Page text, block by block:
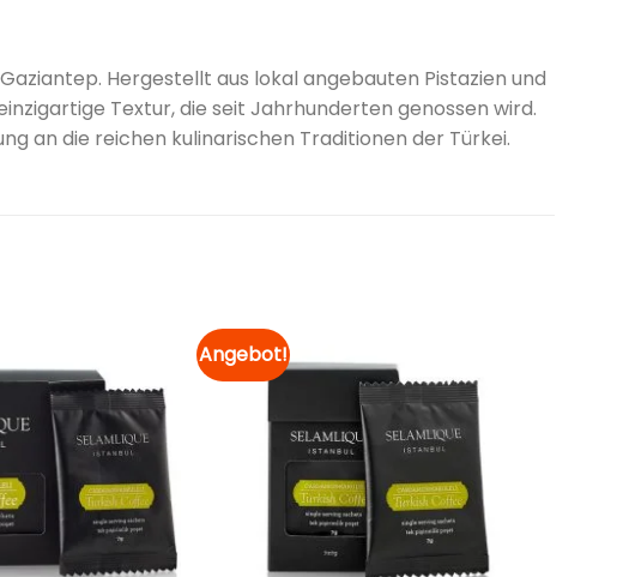
Hergestellt aus lokal angebauten Pistazien und
Textur, die seit Jahrhunderten genossen wird.
an die reichen kulinarischen Traditionen der Türkei.
Zur
Merkliste
hinzufügen
Angebot!
Merkliste
hinzufügen